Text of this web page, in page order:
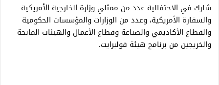
شارك في الاحتفالية عدد من ممثلي وزارة الخارجية الأمريكية
والسفارة الأمريكية، وعدد من الوزارات والمؤسسات الحكومية
والقطاع الأكاديمي والصناعة وقطاع الأعمال والهيئات المانحة
والخريجين من برنامج هيئة فولبرايت.